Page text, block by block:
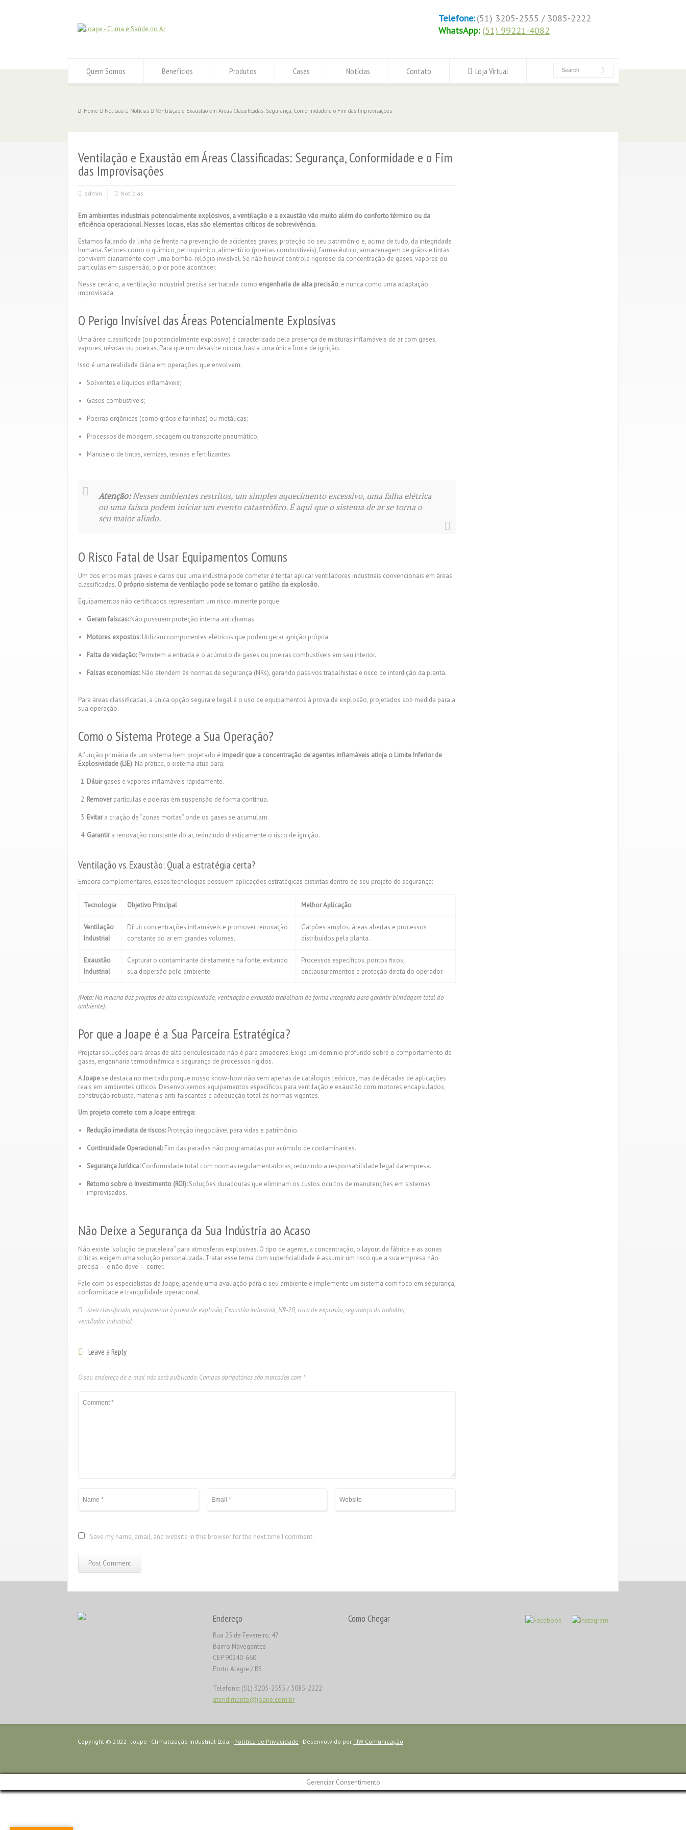
Telefone:(51) 3205-2555 / 3085-2222
WhatsApp: (51) 99221-4082
Quem Somos Benefícios Produtos Cases Notícias Contato Loja Virtual
Home Notícias Notícias Ventilação e Exaustão em Áreas Classificadas: Segurança, Conformidade e o Fim das Improvisações
Ventilação e Exaustão em Áreas Classificadas: Segurança, Conformidade e o Fim
das Improvisações
admin Notícias
Em ambientes industriais potencialmente explosivos, a ventilação e a exaustão vão muito além do conforto térmico ou da
eficiência operacional. Nesses locais, elas são elementos críticos de sobrevivência.
Estamos falando da linha de frente na prevenção de acidentes graves, proteção do seu patrimônio e, acima de tudo, da integridade
humana. Setores como o químico, petroquímico, alimentício (poeiras combustíveis), farmacêutico, armazenagem de grãos e tintas
convivem diariamente com uma bomba-relógio invisível. Se não houver controle rigoroso da concentração de gases, vapores ou
partículas em suspensão, o pior pode acontecer.
Nesse cenário, a ventilação industrial precisa ser tratada como engenharia de alta precisão, e nunca como uma adaptação
improvisada.
O Perigo Invisível das Áreas Potencialmente Explosivas
Uma área classificada (ou potencialmente explosiva) é caracterizada pela presença de misturas inflamáveis de ar com gases,
vapores, névoas ou poeiras. Para que um desastre ocorra, basta uma única fonte de ignição.
Isso é uma realidade diária em operações que envolvem:
Solventes e líquidos inflamáveis;
Gases combustíveis;
Poeiras orgânicas (como grãos e farinhas) ou metálicas;
Processos de moagem, secagem ou transporte pneumático;
Manuseio de tintas, vernizes, resinas e fertilizantes.
Atenção:Nesses ambientes restritos, um simples aquecimento excessivo, uma falha elétrica
ou uma faísca podem iniciar um evento catastrófico. É aqui que o sistema de ar se torna o
seu maior aliado.
O Risco Fatal de Usar Equipamentos Comuns
Um dos erros mais graves e caros que uma indústria pode cometer é tentar aplicar ventiladores industriais convencionais em áreas
classificadas. O próprio sistema de ventilação pode se tornar o gatilho da explosão.
Equipamentos não certificados representam um risco iminente porque:
Geram faíscas:Não possuem proteção interna antichamas.
Motores expostos:Utilizam componentes elétricos que podem gerar ignição própria.
Falta de vedação:Permitem a entrada e o acúmulo de gases ou poeiras combustíveis em seu interior.
Falsas economias:Não atendem às normas de segurança (NRs), gerando passivos trabalhistas e risco de interdição da planta.
Para áreas classificadas, a única opção segura e legal é o uso de equipamentos à prova de explosão, projetados sob medida para a
sua operação.
Como o Sistema Protege a Sua Operação?
A função primária de um sistema bem projetado é impedir que a concentração de agentes inflamáveis atinja o Limite Inferior de
Explosividade (LIE). Na prática, o sistema atua para:
Diluirgases e vapores inflamáveis rapidamente.
Removerpartículas e poeiras em suspensão de forma contínua.
Evitara criação de “zonas mortas” onde os gases se acumulam.
Garantira renovação constante do ar, reduzindo drasticamente o risco de ignição.
Ventilação vs. Exaustão: Qual a estratégia certa?
Embora complementares, essas tecnologias possuem aplicações estratégicas distintas dentro do seu projeto de segurança:
Tecnologia Objetivo Principal Melhor Aplicação
Ventilação
Industrial
Diluir concentrações inflamáveis e promover renovação
constante do ar em grandes volumes.
Galpões amplos, áreas abertas e processos
distribuídos pela planta.
Exaustão
Industrial
Capturar o contaminante diretamente na fonte, evitando
sua dispersão pelo ambiente.
Processos específicos, pontos fixos,
enclausuramentos e proteção direta do operador.
(Nota: Na maioria dos projetos de alta complexidade, ventilação e exaustão trabalham de forma integrada para garantir blindagem total do
ambiente).
Por que a Joape é a Sua Parceira Estratégica?
Projetar soluções para áreas de alta periculosidade não é para amadores. Exige um domínio profundo sobre o comportamento de
gases, engenharia termodinâmica e segurança de processos rígidos.
AJoape se destaca no mercado porque nosso know-how não vem apenas de catálogos teóricos, mas de décadas de aplicações
reais em ambientes críticos. Desenvolvemos equipamentos específicos para ventilação e exaustão com motores encapsulados,
construção robusta, materiais anti-faiscantes e adequação total às normas vigentes.
Um projeto correto com a Joape entrega:
Redução imediata de riscos:Proteção inegociável para vidas e patrimônio.
Continuidade Operacional:Fim das paradas não programadas por acúmulo de contaminantes.
Segurança Jurídica:Conformidade total com normas regulamentadoras, reduzindo a responsabilidade legal da empresa.
Retorno sobre o Investimento (ROI):Soluções duradouras que eliminam os custos ocultos de manutenções em sistemas
improvisados.
Não Deixe a Segurança da Sua Indústria ao Acaso
Não existe “solução de prateleira” para atmosferas explosivas. O tipo de agente, a concentração, o layout da fábrica e as zonas
críticas exigem uma solução personalizada. Tratar esse tema com superficialidade é assumir um risco que a sua empresa não
precisa — e não deve — correr.
Fale com os especialistas da Joape, agende uma avaliação para o seu ambiente e implemente um sistema com foco em segurança,
conformidade e tranquilidade operacional.
área classificada,equipamento à prova de explosão,Exaustão industrial,NR-20,risco de explosão,segurança do trabalho,
ventilador industrial
Leave a Reply
O seu endereço de e-mail não será publicado. Campos obrigatórios são marcados com *
Save my name, email, and website in this browser for the next time I comment.
Endereço
Rua 25 de Fevereiro, 47
Bairro Navegantes
CEP 90240-660
Porto Alegre / RS
Telefone: (51) 3205-2555 / 3085-2222
atendimento@joape.com.br
Como Chegar
Copyright © 2022 - Joape - Climatização Industrial Ltda. - Política de Privacidade - Desenvolvido por TJW Comunicação
Gerenciar Consentimento